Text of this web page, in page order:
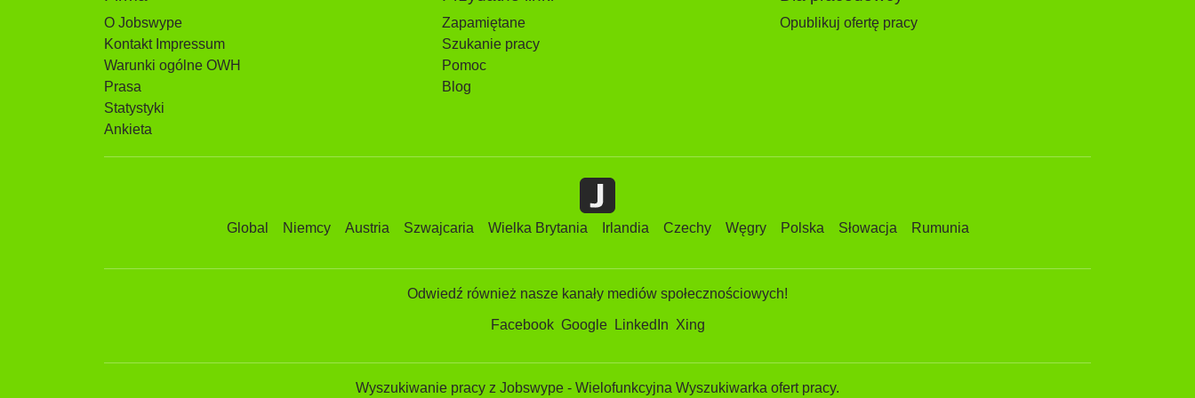
O Jobswype
Kontakt Impressum
Warunki ogólne OWH
Prasa
Statystyki
Ankieta
Zapamiętane
Szukanie pracy
Pomoc
Blog
Opublikuj ofertę pracy
Global Niemcy Austria Szwajcaria Wielka Brytania Irlandia Czechy Węgry Polska Słowacja Rumunia
Odwiedź również nasze kanały mediów społecznościowych!
Facebook Google LinkedIn Xing
Wyszukiwanie pracy z Jobswype - Wielofunkcyjna Wyszukiwarka ofert pracy.